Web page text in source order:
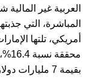
بقيمة 7 مليارات دولار مستحوذة على 7.6% منه.